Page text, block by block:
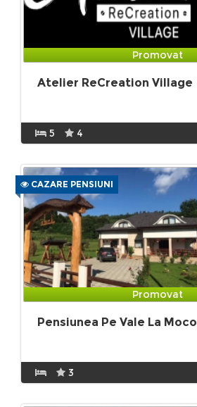
Promovat
Atelier ReCreation Village
5 4
CAZARE PENSIUNI
Promovat
Pensiunea Pe Vale La Moco
3